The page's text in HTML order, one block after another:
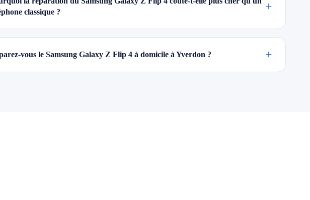
classique ?
+
vous le Samsung Galaxy Z Flip 4 à domicile à Yverdon ? +